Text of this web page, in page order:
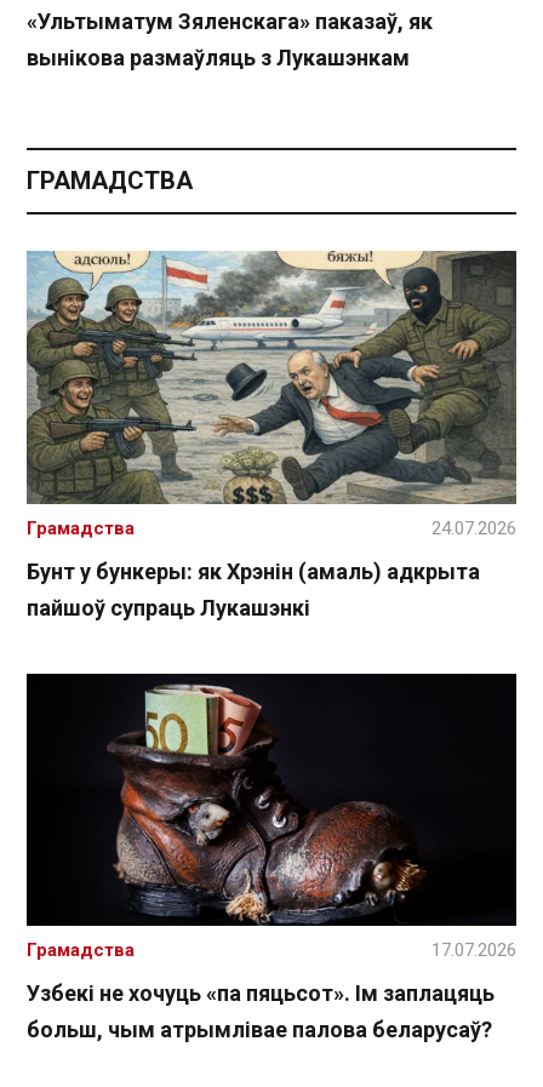
«Ультыматум Зяленскага» паказаў, як
вынікова размаўляць з Лукашэнкам
ГРАМАДСТВА
Бунт у бункеры: як Хрэнін (амаль) адкрыта
пайшоў супраць Лукашэнкі
Грамадства 24.07.2026
Узбекі не хочуць «па пяцьсот». Ім заплацяць
больш, чым атрымлівае палова беларусаў?
Грамадства 17.07.2026